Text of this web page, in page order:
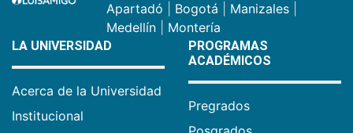
Apartadó Bogotá Manizales
Medellín
Montería
LA UNIVERSIDAD
Acerca de la Universidad
Institucional
PROGRAMAS
ACADÉMICOS
Pregrados